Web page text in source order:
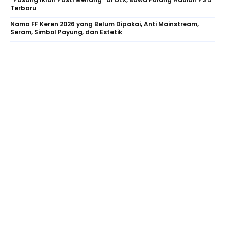
Terbaru
Nama FF Keren 2026 yang Belum Dipakai, Anti Mainstream,
Seram, Simbol Payung, dan Estetik